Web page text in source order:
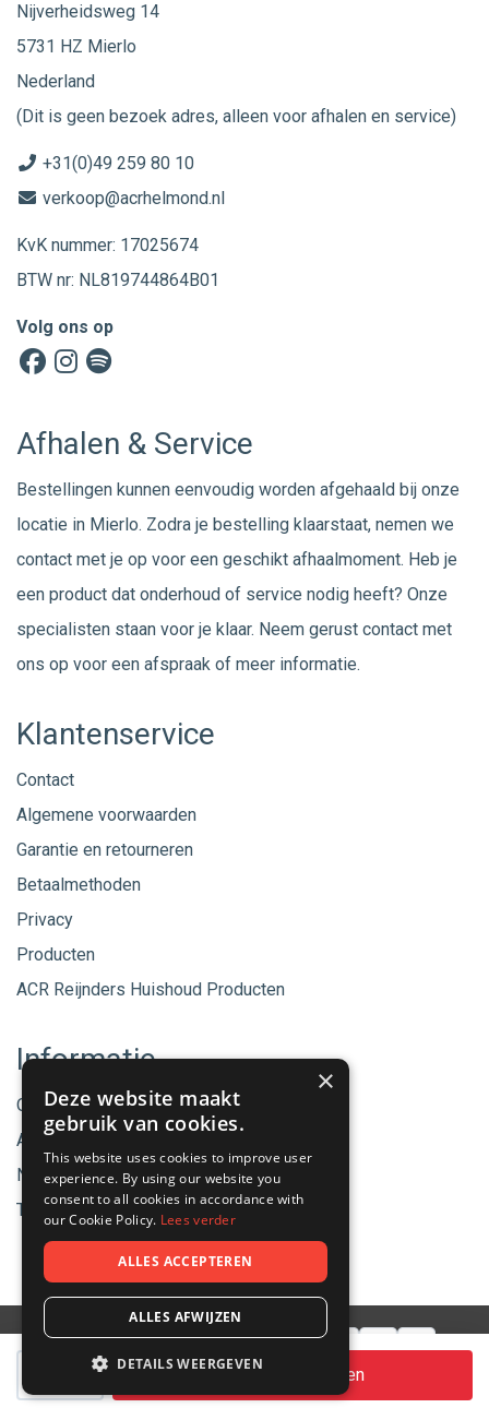
In winkelwagen
Nijverheidsweg 14
5731 HZ Mierlo
Nederland
(Dit is geen bezoek adres, alleen voor afhalen en service)
+31(0)49 259 80 10
verkoop@acrhelmond.nl
KvK nummer: 17025674
BTW nr: NL819744864B01
Volg ons op
Afhalen & Service
Bestellingen kunnen eenvoudig worden afgehaald bij onze
locatie in Mierlo. Zodra je bestelling klaarstaat, nemen we
contact met je op voor een geschikt afhaalmoment. Heb je
een product dat onderhoud of service nodig heeft? Onze
specialisten staan voor je klaar. Neem gerust contact met
ons op voor een afspraak of meer informatie.
Klantenservice
Contact
Algemene voorwaarden
Garantie en retourneren
Betaalmethoden
Privacy
Producten
ACR Reijnders Huishoud Producten
Informatie
Onze merken
Aanbiedingen
Nieuwe producten
Tips & Nieuws
© 2026 - ACR Helmond.
×
Deze website maakt
gebruik van cookies.
This website uses cookies to improve user
experience. By using our website you
consent to all cookies in accordance with
our Cookie Policy. Lees verder
ALLES ACCEPTEREN
ALLES AFWIJZEN
DETAILS WEERGEVEN